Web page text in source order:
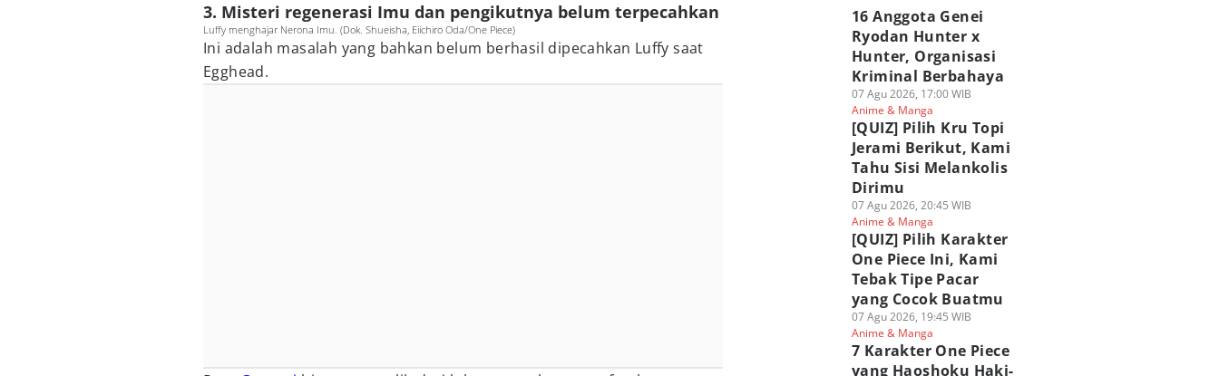
3. Misteri regenerasi Imu dan pengikutnya belum terpecahkan
Luffy menghajar Nerona Imu. (Dok. Shueisha, Eiichiro Oda/One Piece)
Ini adalah masalah yang bahkan belum berhasil dipecahkan Luffy saat
Egghead.
16 Anggota Genei
Ryodan Hunter x
Hunter, Organisasi
Kriminal Berbahaya
07 Agu 2026, 17:00 WIB
Anime & Manga
[QUIZ] Pilih Kru Topi
Jerami Berikut, Kami
Tahu Sisi Melankolis
Dirimu
07 Agu 2026, 20:45 WIB
Anime & Manga
[QUIZ] Pilih Karakter
One Piece Ini, Kami
Tebak Tipe Pacar
yang Cocok Buatmu
07 Agu 2026, 19:45 WIB
Anime & Manga
7 Karakter One Piece
yang Haoshoku Haki-